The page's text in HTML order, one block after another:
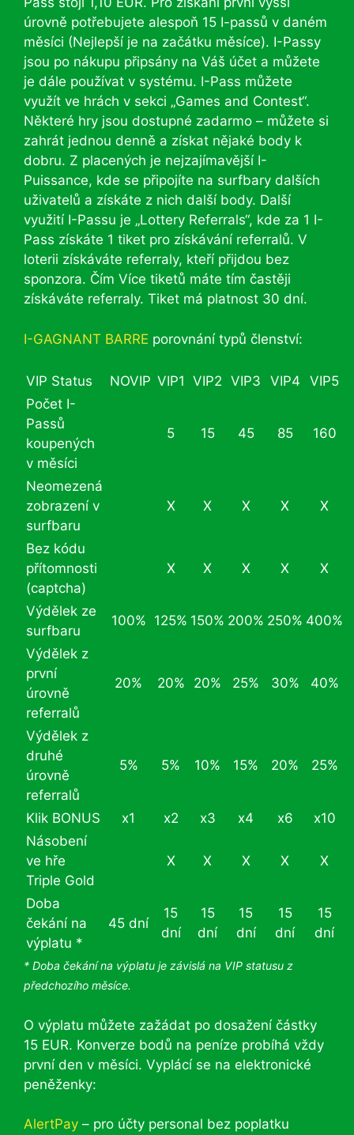
úrovně potřebujete alespoň 15 I-passů v daném
měsíci (Nejlepší je na začátku měsíce). I-Passy
jsou po nákupu připsány na Váš účet a můžete
je dále používat v systému. I-Pass můžete
využít ve hrách v sekci „Games and Contest“.
Některé hry jsou dostupné zadarmo – můžete si
zahrát jednou denně a získat nějaké body k
dobru. Z placených je nejzajímavější I-
Puissance, kde se připojíte na surfbary dalších
uživatelů a získáte z nich další body. Další
využití I-Passu je „Lottery Referrals“, kde za 1 I-
Pass získáte 1 tiket pro získávání referralů. V
loterii získáváte referraly, kteří přijdou bez
sponzora. Čím Více tiketů máte tím častěji
získáváte referraly. Tiket má platnost 30 dní.
I-GAGNANT BARRE porovnání typů členství:
VIP Status NOVIP VIP1 VIP2 VIP3 VIP4
VIP5
Počet I-
Passů
koupených
v měsíci
5 15 45 85 160
Neomezená
zobrazení v
surfbaru
X X X X X
Bez kódu
přítomnosti
(captcha)
X X X X X
Výdělek ze
surfbaru
100% 125% 150% 200% 250% 400%
Výdělek z
první
úrovně
referralů
20% 20% 20% 25% 30% 40%
Výdělek z
druhé
úrovně
referralů
5% 5% 10% 15% 20% 25%
Klik BONUS x1 x2 x3 x4 x6
x10
Násobení
ve hře
Triple Gold
X X X X X
Doba
čekání na
výplatu *
45 dní
15
dní
15
dní
15
dní
15
dní
15
dní
* Doba čekání na výplatu je závislá na VIP statusu z
předchozího měsíce.
O výplatu můžete zažádat po dosažení částky
15 EUR. Konverze bodů na peníze probíhá vždy
první den v měsíci. Vyplácí se na elektronické
peněženky:
AlertPay – pro účty personal bez poplatku